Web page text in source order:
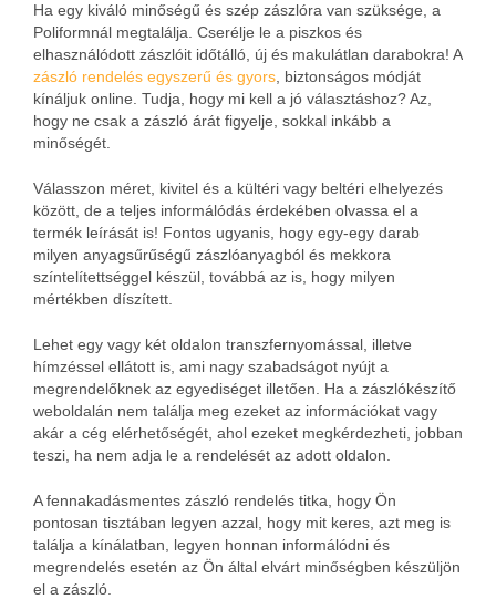
Ha egy kiváló minőségű és szép zászlóra van szüksége, a
Poliformnál megtalálja. Cserélje le a piszkos és
elhasználódott zászlóit időtálló, új és makulátlan darabokra! A
zászló rendelés egyszerű és gyors , biztonságos módját
kínáljuk online. Tudja, hogy mi kell a jó választáshoz? Az,
hogy ne csak a zászló árát figyelje, sokkal inkább a
minőségét.
Válasszon méret, kivitel és a kültéri vagy beltéri elhelyezés
között, de a teljes informálódás érdekében olvassa el a
termék leírását is! Fontos ugyanis, hogy egy-egy darab
milyen anyagsűrűségű zászlóanyagból és mekkora
színtelítettséggel készül, továbbá az is, hogy milyen
mértékben díszített.
Lehet egy vagy két oldalon transzfernyomással, illetve
hímzéssel ellátott is, ami nagy szabadságot nyújt a
megrendelőknek az egyediséget illetően. Ha a zászlókészítő
weboldalán nem találja meg ezeket az információkat vagy
akár a cég elérhetőségét, ahol ezeket megkérdezheti, jobban
teszi, ha nem adja le a rendelését az adott oldalon.
A fennakadásmentes zászló rendelés titka, hogy Ön
pontosan tisztában legyen azzal, hogy mit keres, azt meg is
találja a kínálatban, legyen honnan informálódni és
megrendelés esetén az Ön által elvárt minőségben készüljön
el a zászló.